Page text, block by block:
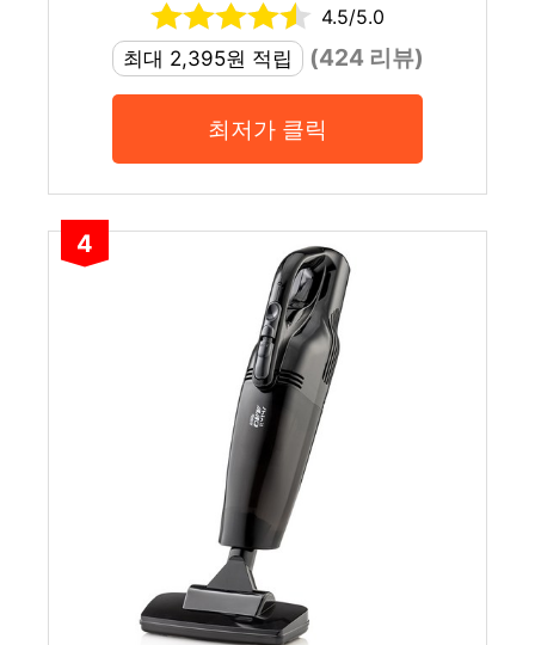
4.5/5.0
최대 2,395원 적립
(424 리뷰)
최저가 클릭
4